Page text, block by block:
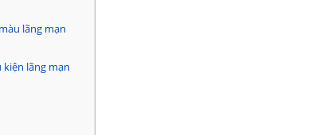
lãng mạn
lãng mạn